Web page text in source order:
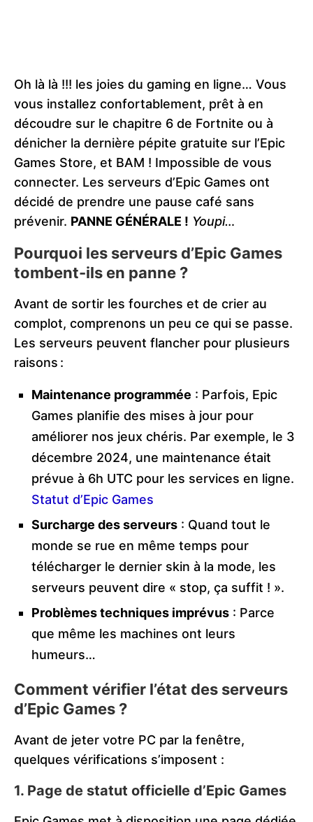
Oh là là !!! les joies du gaming en ligne… Vous
vous installez confortablement, prêt à en
découdre sur le chapitre 6 de Fortnite ou à
dénicher la dernière pépite gratuite sur l’Epic
Games Store, et BAM ! Impossible de vous
connecter. Les serveurs d’Epic Games ont
décidé de prendre une pause café sans
prévenir. PANNE GÉNÉRALE ! Youpi…
Pourquoi les serveurs d’Epic Games
tombent-ils en panne ?
Avant de sortir les fourches et de crier au
complot, comprenons un peu ce qui se passe.
Les serveurs peuvent flancher pour plusieurs
raisons :
Maintenance programmée : Parfois, Epic
Games planifie des mises à jour pour
améliorer nos jeux chéris. Par exemple, le 3
décembre 2024, une maintenance était
prévue à 6h UTC pour les services en ligne.
Statut d’Epic Games
Surcharge des serveurs : Quand tout le
monde se rue en même temps pour
télécharger le dernier skin à la mode, les
serveurs peuvent dire « stop, ça suffit ! ».
Problèmes techniques imprévus : Parce
que même les machines ont leurs
humeurs…
Comment vérifier l’état des serveurs
d’Epic Games ?
Avant de jeter votre PC par la fenêtre,
quelques vérifications s’imposent :
1. Page de statut officielle d’Epic Games